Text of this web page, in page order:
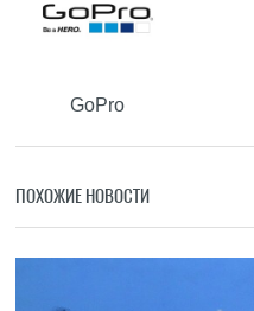
GoPro
ПОХОЖИЕ НОВОСТИ